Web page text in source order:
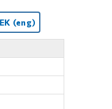
(eng)